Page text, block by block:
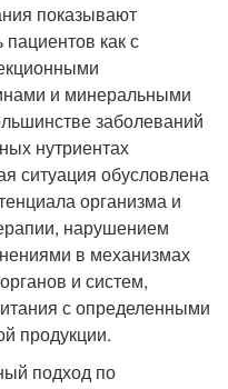
показывают
как с
и минеральными
заболеваний
нутриентах
ситуация обусловлена
организма и
нарушением
в механизмах
и систем,
с определенными
продукции.
подход по